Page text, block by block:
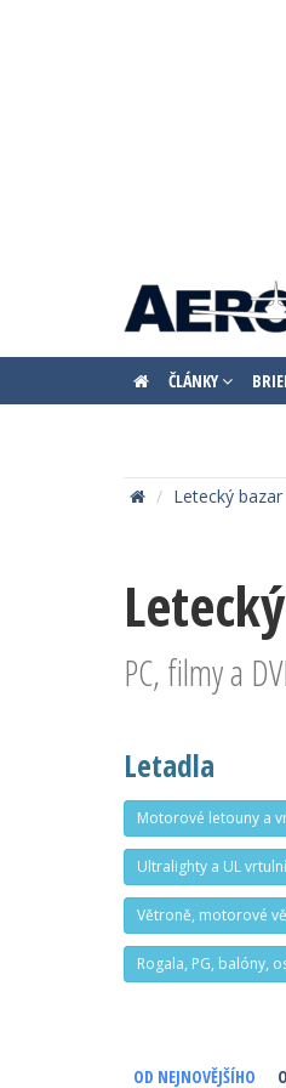
ČLÁNKY
Letecký bazar
PC, filmy a
Letadla
Motorové letouny a
Ultralighty a UL
Větroně, motorové
Rogala, PG, balóny,
OD NEJNOVĚJŠÍHO